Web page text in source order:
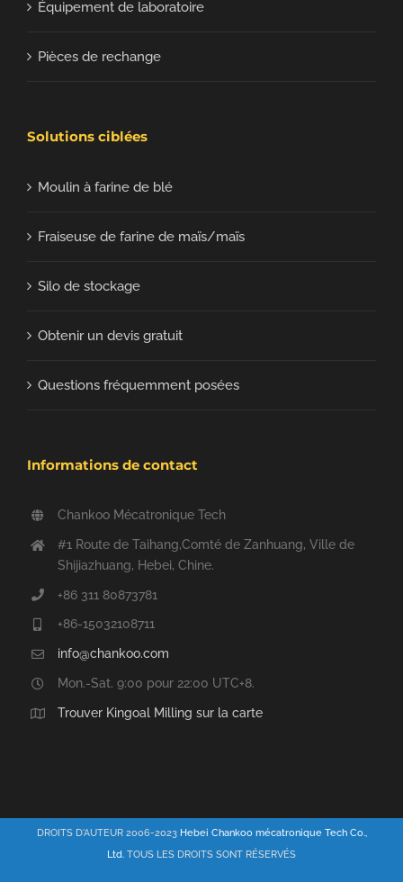
Équipement de laboratoire
Pièces de rechange
Solutions ciblées
Moulin à farine de blé
Fraiseuse de farine de maïs/maïs
Silo de stockage
Obtenir un devis gratuit
Questions fréquemment posées
Informations de contact
Chankoo Mécatronique Tech
#1 Route de Taihang,Comté de Zanhuang, Ville de
Shijiazhuang, Hebei, Chine.
+86 311 80873781
+86-15032108711
info@chankoo.com
Mon.-Sat. 9:00 pour 22:00 UTC+8.
Trouver Kingoal Milling sur la carte
DROITS D'AUTEUR 2006-2023 Hebei Chankoo mécatronique Tech Co.,
Ltd. TOUS LES DROITS SONT RÉSERVÉS